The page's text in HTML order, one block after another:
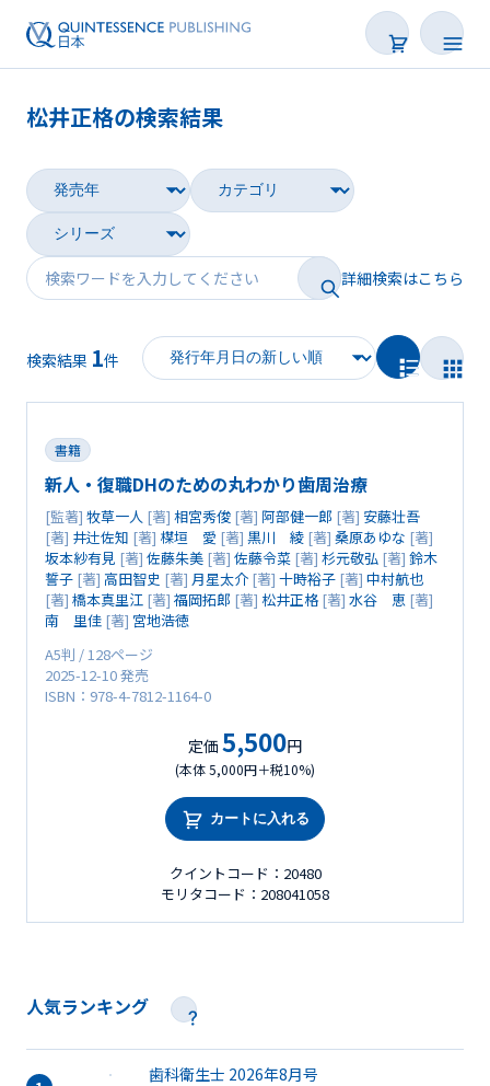
雑誌
映像
電子BOOK
著者一覧
松井正格の検索結果
詳細検索はこちら
検索結果 1件
書籍
新人・復職DHのための丸わかり歯周治療
[監著] 牧草一人 [著] 相宮秀俊 [著] 阿部健一郎 [著] 安藤壮吾
[著] 井辻佐知 [著] 楳垣 愛 [著] 黒川 綾 [著] 桑原あゆな [著]
坂本紗有見 [著] 佐藤朱美 [著] 佐藤令菜 [著] 杉元敬弘 [著] 鈴木
誓子 [著] 高田智史 [著] 月星太介 [著] 十時裕子 [著] 中村航也
[著] 橋本真里江 [著] 福岡拓郎 [著] 松井正格 [著] 水谷 恵 [著]
南 里佳 [著] 宮地浩徳
A5判 / 128ページ
2025-12-10 発売
ISBN：978-4-7812-1164-0
定価 5,500円
(本体 5,000円＋税10%)
カートに入れる
クイントコード：20480
モリタコード：208041058
人気ランキング
歯科衛生士 2026年8月号